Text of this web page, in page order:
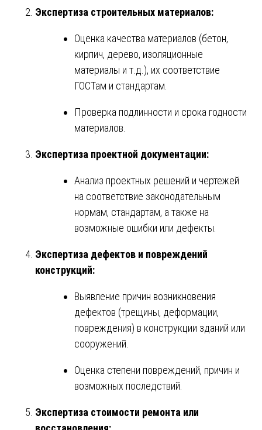
Экспертиза строительных материалов:
Оценка качества материалов (бетон,
кирпич, дерево, изоляционные
материалы и т.д.), их соответствие
ГОСТам и стандартам.
Проверка подлинности и срока годности
материалов.
Экспертиза проектной документации:
Анализ проектных решений и чертежей
на соответствие законодательным
нормам, стандартам, а также на
возможные ошибки или дефекты.
Экспертиза дефектов и повреждений
конструкций:
Выявление причин возникновения
дефектов (трещины, деформации,
повреждения) в конструкции зданий или
сооружений.
Оценка степени повреждений, причин и
возможных последствий.
Экспертиза стоимости ремонта или